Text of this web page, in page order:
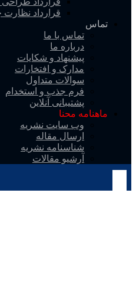
قرارداد
تماس
تماس با ما
درباره ما
پیشنهاد و شکایات
مدارک و افتخارات
سوالات متداول
فرم جذب و استخدام
پشتیبانی آنلاین
ماهنامه محنا
وب سایت نشریه
ارسال مقاله
شناسنامه نشریه
آرشیو مقالات